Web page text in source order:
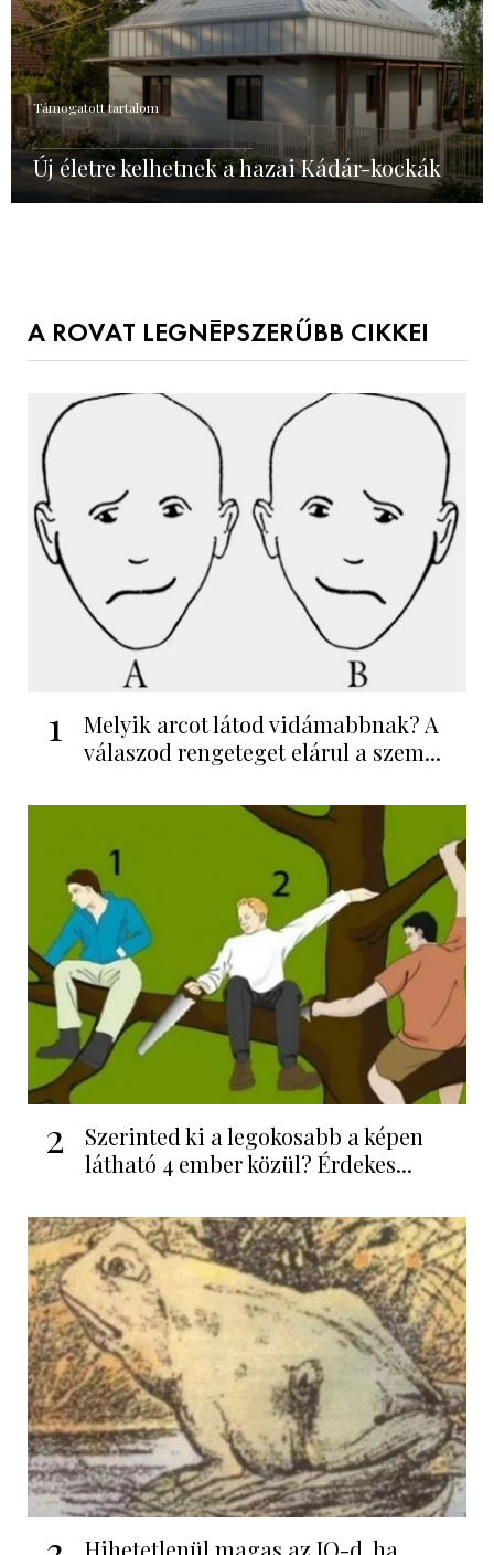
Támogatott tartalom
Új életre kelhetnek a hazai Kádár-kockák
A ROVAT LEGNÉPSZERŰBB CIKKEI
1
Melyik arcot látod vidámabbnak? A
válaszod rengeteget elárul a szem...
2
Szerinted ki a legokosabb a képen
látható 4 ember közül? Érdekes...
Hihetetlenül magas az IQ-d, ha